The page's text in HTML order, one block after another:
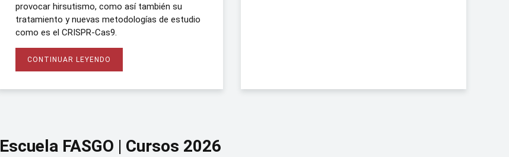
provocar hirsutismo, como así también su
tratamiento y nuevas metodologías de estudio
como es el CRISPR-Cas9.
CONTINUAR LEYENDO
Escuela FASGO | Cursos 2026